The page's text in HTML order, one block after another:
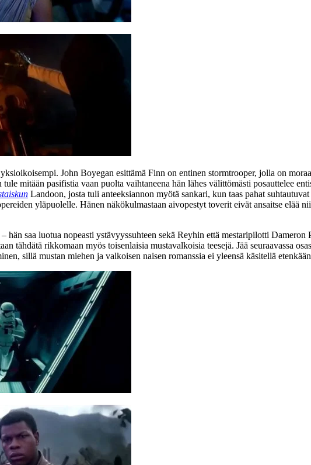
John Boyegan esittämä Finn on entinen stormtrooper, jolla on
mitään pasifistia vaan puolta vaihtaneena hän lähes välittömästi posauttelee
Landoon, josta tuli anteeksiannon myötä sankari, kun taas pahat
yläpuolelle. Hänen näkökulmastaan aivopestyt toverit eivät ansaitse elää
saa luotua nopeasti ystävyyssuhteen sekä Reyhin että mestaripilotti Dameron
tähdätä rikkomaan myös toisenlaisia mustavalkoisia teesejä. Jää seuraavassa
sillä mustan miehen ja valkoisen naisen romanssia ei yleensä käsitellä